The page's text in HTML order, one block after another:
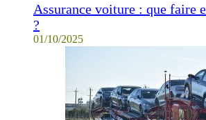
Assurance voiture : que faire
?
01/10/2025